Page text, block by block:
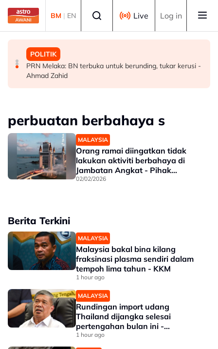
Skip to main content
BM | EN Live Log in
MALAYSIA
Malaysia bakal bina kilang fraksinasi plasma sendiri
dalam tempoh lima tahun - KKM
MALAYSIA
Rundingan import udang Thailand dijangka selesai
pertengahan bulan ini - Mohamad
POLITIK
PRN Melaka: BN terbuka untuk berunding, tukar kerusi -
Ahmad Zahid
perbuatan berbahaya s
MALAYSIA
Orang ramai diingatkan tidak
lakukan aktiviti berbahaya di
Jambatan Angkat - Pihak
pengurusan
02/02/2026
Berita Terkini
MALAYSIA
Malaysia bakal bina kilang
fraksinasi plasma sendiri dalam
tempoh lima tahun - KKM
1 hour ago
MALAYSIA
Rundingan import udang
Thailand dijangka selesai
pertengahan bulan ini -
Mohamad
1 hour ago